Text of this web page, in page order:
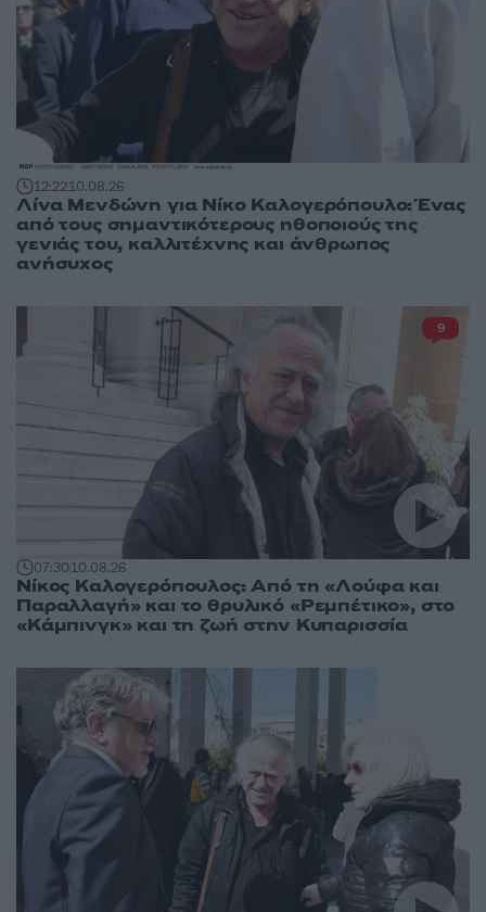
12:2210.08.26
Λίνα Μενδώνη για Νίκο Καλογερόπουλο: Ένας
από τους σημαντικότερους ηθοποιούς της
γενιάς του, καλλιτέχνης και άνθρωπος
ανήσυχος
07:3010.08.26
Νίκος Καλογερόπουλος: Από τη «Λούφα και
Παραλλαγή» και το θρυλικό «Ρεμπέτικο», στο
«Κάμπινγκ» και τη ζωή στην Κυπαρισσία
9